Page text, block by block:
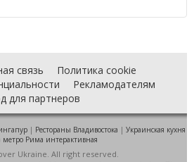
связь
Политика cookie
Рекламодателям
для партнеров
| Рестораны Владивостока | Украинская кухня
метро Рима интерактивная
Ukraine. All right reserved.